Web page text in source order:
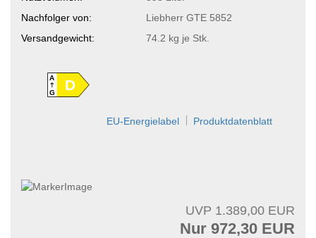
Nachfolger von:
Liebherr GTE 5852
Versandgewicht:
74.2 kg je Stk.
A
GD
EU-Energielabel Produktdatenblatt
UVP 1.389,00 EUR
Nur 972,30 EUR